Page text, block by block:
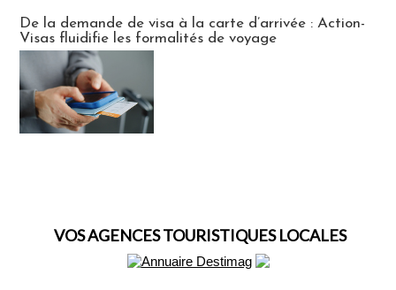
De la demande de visa à la carte d’arrivée : Action-
Visas fluidifie les formalités de voyage
VOS AGENCES TOURISTIQUES LOCALES